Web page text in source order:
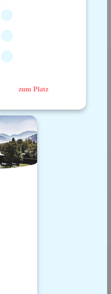
zum Platz